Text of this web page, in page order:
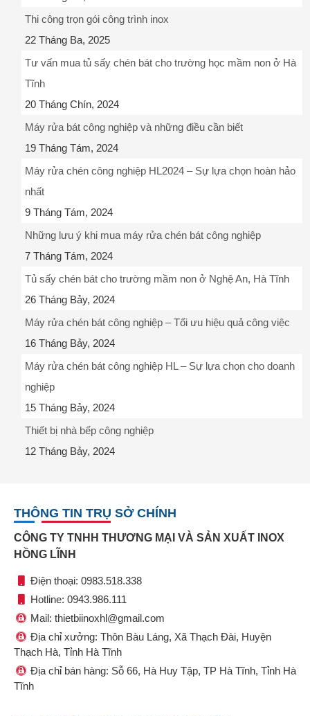
Thi công trọn gói công trình inox
22 Tháng Ba, 2025
Tư vấn mua tủ sấy chén bát cho trường học mầm non ở Hà
Tĩnh
20 Tháng Chín, 2024
Máy rửa bát công nghiệp và những điều cần biết
19 Tháng Tám, 2024
Máy rửa chén công nghiệp HL2024 – Sự lựa chọn hoàn hảo
nhất
9 Tháng Tám, 2024
Những lưu ý khi mua máy rửa chén bát công nghiệp
7 Tháng Tám, 2024
Tủ sấy chén bát cho trường mầm non ở Nghệ An, Hà Tĩnh
26 Tháng Bảy, 2024
Máy rửa chén bát công nghiệp – Tối ưu hiệu quả công việc
16 Tháng Bảy, 2024
Máy rửa chén bát công nghiệp HL – Sự lựa chọn cho doanh
nghiệp
15 Tháng Bảy, 2024
Thiết bị nhà bếp công nghiệp
12 Tháng Bảy, 2024
THÔNG TIN TRỤ SỞ CHÍNH
CÔNG TY TNHH THƯƠNG MẠI VÀ SẢN XUẤT INOX
HỒNG LĨNH
Điện thoại: 0983.518.338
Hotline: 0943.986.111
Mail: thietbiinoxhl@gmail.com
Địa chỉ xưởng: Thôn Bàu Láng, Xã Thạch Đài, Huyện
Thạch Hà, Tỉnh Hà Tĩnh
Địa chỉ bán hàng: Sỗ 66, Hà Huy Tập, TP Hà Tĩnh, Tỉnh Hà
Tĩnh